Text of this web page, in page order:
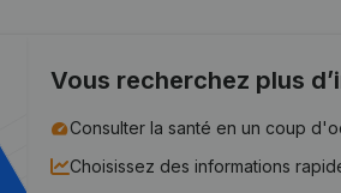
Vous recherchez plus
Consulter la santé en un coup
Choisissez des informations